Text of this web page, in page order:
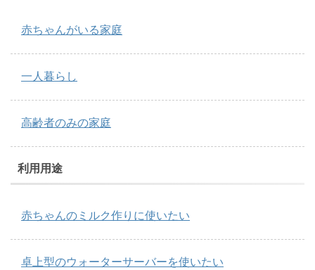
赤ちゃんがいる家庭
一人暮らし
高齢者のみの家庭
利用用途
赤ちゃんのミルク作りに使いたい
卓上型のウォーターサーバーを使いたい